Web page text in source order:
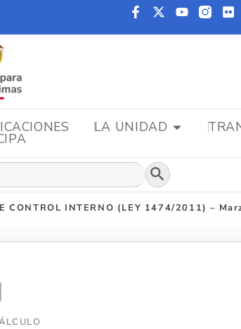
LA UNIDAD
Botón de
CONTROL INTERNO (LEY 1474/2011) –